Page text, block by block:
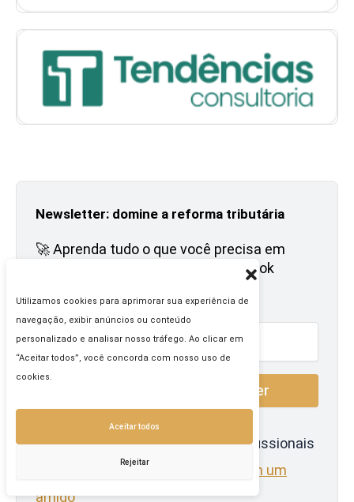
Utilizamos cookies para aprimorar sua experiência de
navegação, exibir anúncios ou conteúdo
personalizado e analisar nosso tráfego. Ao clicar em
“Aceitar todos”, você concorda com nosso uso de
cookies.
Aceitar todos
Rejeitar
Newsletter: domine a reforma tributária
🚀 Aprenda tudo o que você precisa em
apenas 3 minutos e ganhe um e-book
🔗 Junte-se a mais de 100.000 profissionais
bem-informados -
Compartilhe com um
amigo